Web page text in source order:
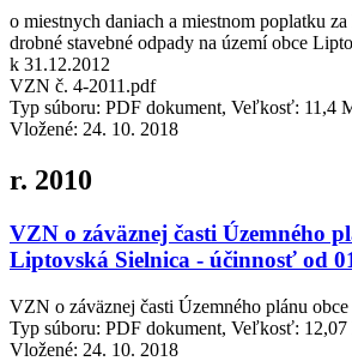
o miestnych daniach a miestnom poplatku
drobné stavebné odpady na území obce
k 31.12.2012
VZN č. 4-2011.pdf
Typ súboru: PDF dokument, Veľkosť: 11,4
Vložené: 24. 10. 2018
r. 2010
VZN o záväznej časti Územného
Liptovská Sielnica - účinnosť od
VZN o záväznej časti Územného plánu
Typ súboru: PDF dokument, Veľkosť:
Vložené: 24. 10. 2018